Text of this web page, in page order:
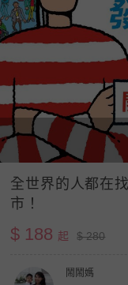
全世界的人都在
市！
$ 188 起 $ 280
鬧鬧媽